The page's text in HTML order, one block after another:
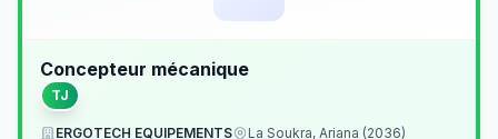
Concepteur mécanique
TJ
ERGOTECH EQUIPEMENTS
La Soukra, Ariana (2036)